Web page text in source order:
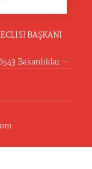
BAŞKANI
Bakanlıklar –